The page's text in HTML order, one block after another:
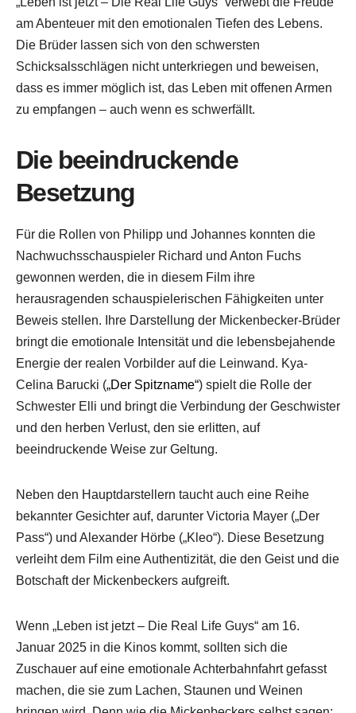
am Abenteuer mit den emotionalen Tiefen des Lebens.
Die Brüder lassen sich von den schwersten
Schicksalsschlägen nicht unterkriegen und beweisen,
dass es immer möglich ist, das Leben mit offenen Armen
zu empfangen – auch wenn es schwerfällt.
Die beeindruckende
Besetzung
Für die Rollen von Philipp und Johannes konnten die
Nachwuchsschauspieler Richard und Anton Fuchs
gewonnen werden, die in diesem Film ihre
herausragenden schauspielerischen Fähigkeiten unter
Beweis stellen. Ihre Darstellung der Mickenbecker-Brüder
bringt die emotionale Intensität und die lebensbejahende
Energie der realen Vorbilder auf die Leinwand. Kya-
Celina Barucki („Der Spitzname“) spielt die Rolle der
Schwester Elli und bringt die Verbindung der Geschwister
und den herben Verlust, den sie erlitten, auf
beeindruckende Weise zur Geltung.
Neben den Hauptdarstellern taucht auch eine Reihe
bekannter Gesichter auf, darunter Victoria Mayer („Der
Pass“) und Alexander Hörbe („Kleo“). Diese Besetzung
verleiht dem Film eine Authentizität, die den Geist und die
Botschaft der Mickenbeckers aufgreift.
Wenn „Leben ist jetzt – Die Real Life Guys“ am 16.
Januar 2025 in die Kinos kommt, sollten sich die
Zuschauer auf eine emotionale Achterbahnfahrt gefasst
machen, die sie zum Lachen, Staunen und Weinen